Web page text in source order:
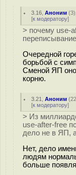
3.16 ,Аноним (3
[к модератору]
> почему use-
Очередной
борьбой с
Сменой ЯП оно
корню.
3.21 ,Аноним (
[к модератору]
> Из
use-after-free
дело не в ЯП,
Нет, дело
людям
больше